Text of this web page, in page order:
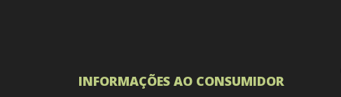
INFORMAÇÕES AO CONSUMIDOR